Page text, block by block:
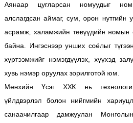
Аянаар цугларсан номуудыг
алслагдсан аймаг, сум, орон нутгийн
асрамж, халамжийн төвүүдийн номын
байна. Ингэснээр унших соёлыг
хүртээмжийг нэмэгдүүлэх, хүүхэд
хувь нэмэр оруулах зорилготой юм.
Мөнхийн Үсэг ХХК нь
үйлдвэрлэл болон нийгмийн
санаачилгаар дамжуулан